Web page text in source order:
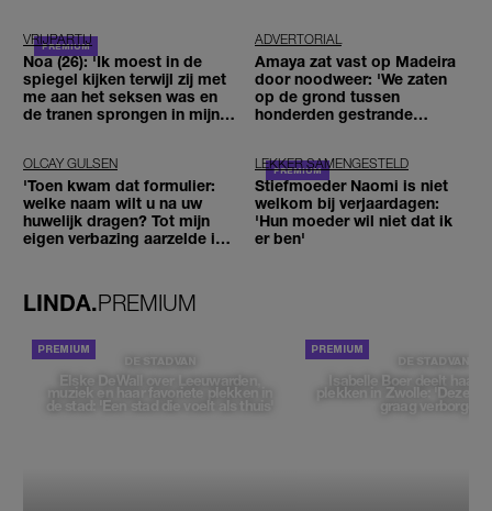
VRIJPARTIJ
Noa (26): 'Ik moest in de
spiegel kijken terwijl zij met
me aan het seksen was en
de tranen sprongen in mijn
ADVERTORIAL
Amaya zat vast op Madeira
door noodweer: 'We zaten
op de grond tussen
honderden gestrande
OLCAY GULSEN
'Toen kwam dat formulier:
welke naam wilt u na uw
huwelijk dragen? Tot mijn
eigen verbazing aarzelde ik
LEKKER SAMENGESTELD
Stiefmoeder Naomi is niet
welkom bij verjaardagen:
'Hun moeder wil niet dat ik
er ben'
LINDA.PREMIUM
DE STAD VAN
Elske DeWall over Leeuwarden,
muziek en haar favoriete plekken in
de stad: 'Een stad die voelt als thuis'
DE STAD VAN
Isabelle Boer deelt haar
plekken in Zwolle: 'Deze
graag verborgen'